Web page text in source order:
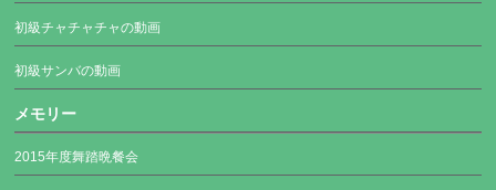
初級チャチャチャの動画
初級サンバの動画
メモリー
2015年度舞踏晩餐会